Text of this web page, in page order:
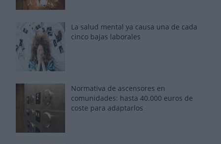
La salud mental ya causa una de cada
cinco bajas laborales
Normativa de ascensores en
comunidades: hasta 40.000 euros de
coste para adaptarlos